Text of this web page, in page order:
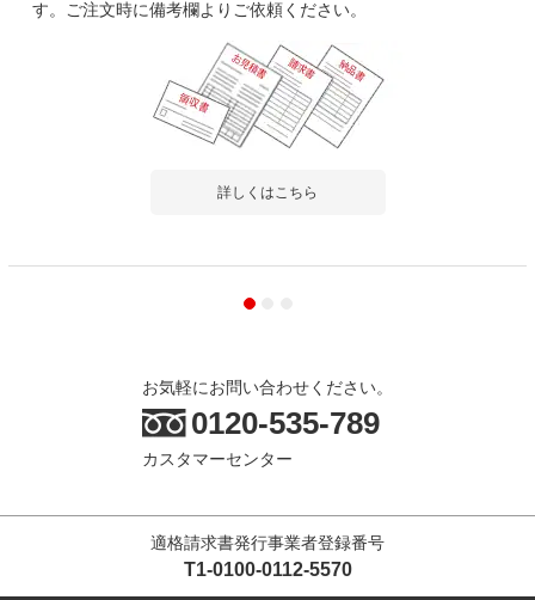
す。ご注文時に備考欄よりご依頼ください。
詳しくはこちら
お気軽にお問い合わせください。
0120-535-789
カスタマーセンター
適格請求書発行事業者登録番号
T1-0100-0112-5570